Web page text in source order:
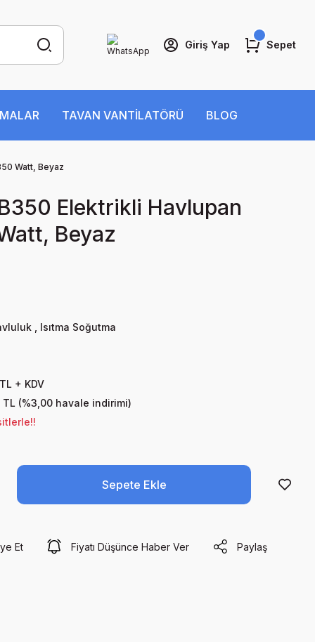
Giriş Yap Sepet
TAVAN VANTİLATÖRÜ BLOG
Watt, Beyaz
Elektrikli Havlupan
Beyaz
Isıtma Soğutma
+ KDV
(%3,00 havale indirimi)
Sepete Ekle
Et Fiyatı Düşünce Haber Ver Paylaş